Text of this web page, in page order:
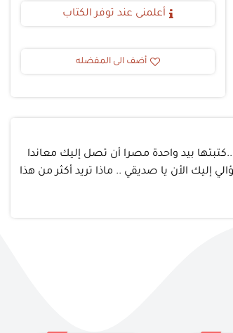
أعلمنى عند توفر الكتاب
أضف الى المفضله
بيد واحدة مصرا أن تصل إليك معاندا
الأن يا صديقي .. ماذا تريد أكثر من هذا